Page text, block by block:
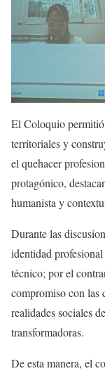
El Coloquio permitió
territoriales y
el quehacer
protagónico,
humanista y
Durante las
identidad
técnico; por el
compromiso con las
realidades sociales
transformadoras.
De esta manera, el